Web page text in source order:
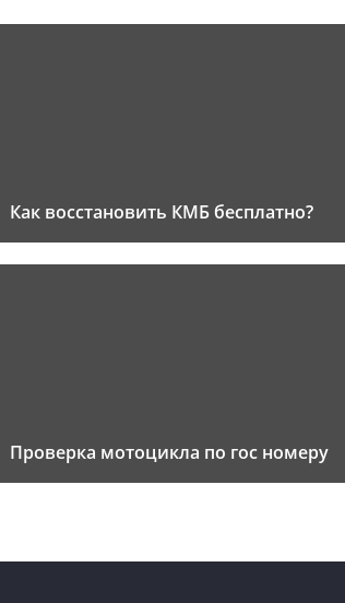
Как восстановить КМБ бесплатно?
Проверка мотоцикла по гос номеру